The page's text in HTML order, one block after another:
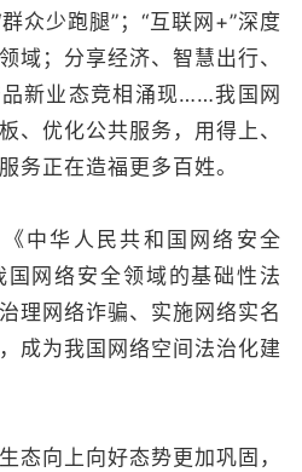
众少跑腿”；“互联网+”深度
域；分享经济、智慧出行、
新业态竞相涌现……我国网
、优化公共服务，用得上、
务正在造福更多百姓。
华人民共和国网络安全
网络安全领域的基础性法
理网络诈骗、实施网络实名
成为我国网络空间法治化建
向上向好态势更加巩固，